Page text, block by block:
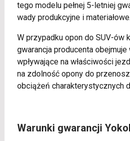
tego modelu pełnej 5-letniej
wady produkcyjne i materiałowe.
W przypadku opon do SUV-ów
gwarancja producenta
wpływające na właściwości
na zdolność opony do
obciążeń charakterystycznych
Warunki gwarancji